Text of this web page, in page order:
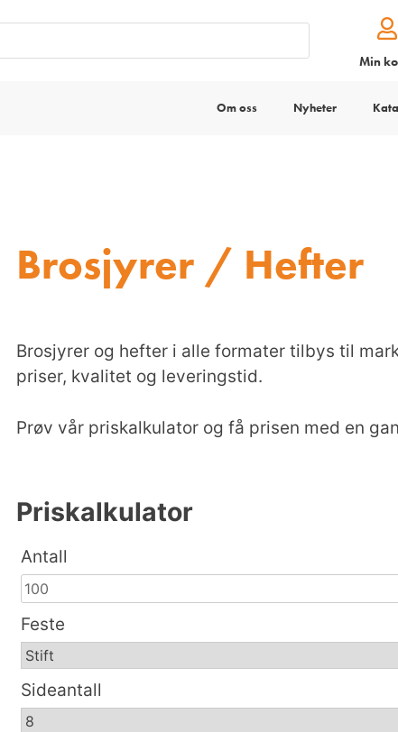
Min
Om oss Nyheter
Brosjyrer / Hefter
Brosjyrer og hefter i alle formater tilbys til
priser, kvalitet og leveringstid.
Prøv vår priskalkulator og få prisen med en
Priskalkulator
Antall
Feste
Sideantall